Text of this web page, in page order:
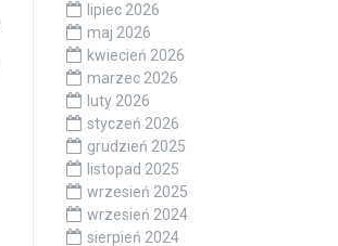
lipiec 2026
maj 2026
kwiecień 2026
marzec 2026
luty 2026
styczeń 2026
grudzień 2025
listopad 2025
wrzesień 2025
wrzesień 2024
sierpień 2024